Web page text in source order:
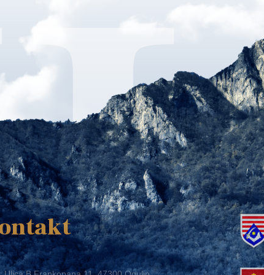
Ulica B.Frankopana 11, 47300 Ogulin
+ 385 47 522 612